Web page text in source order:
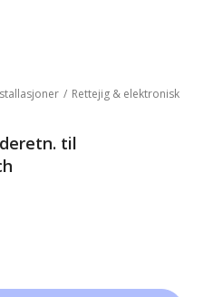
/ Rettejig & elektronisk
til